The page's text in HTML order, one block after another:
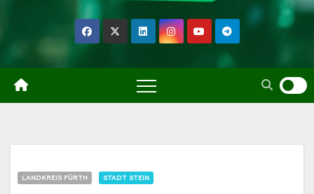
LANDKREIS FÜRTH STADT STEIN